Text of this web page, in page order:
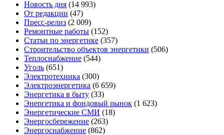
Новость дня (14 993)
От редакции (47)
Пресс-релиз (2 009)
Ремонтные работы (152)
Статьи по энергетике (357)
Строительство объектов энергетики (506)
Теплоснабжение (544)
Уголь (651)
Электротехника (300)
Электроэнергетика (6 659)
Энергетика в быту (33)
Энергетика и фондовый рынок (1 623)
Энергетические СМИ (18)
Энергосбережение (263)
Энергоснабжение (862)